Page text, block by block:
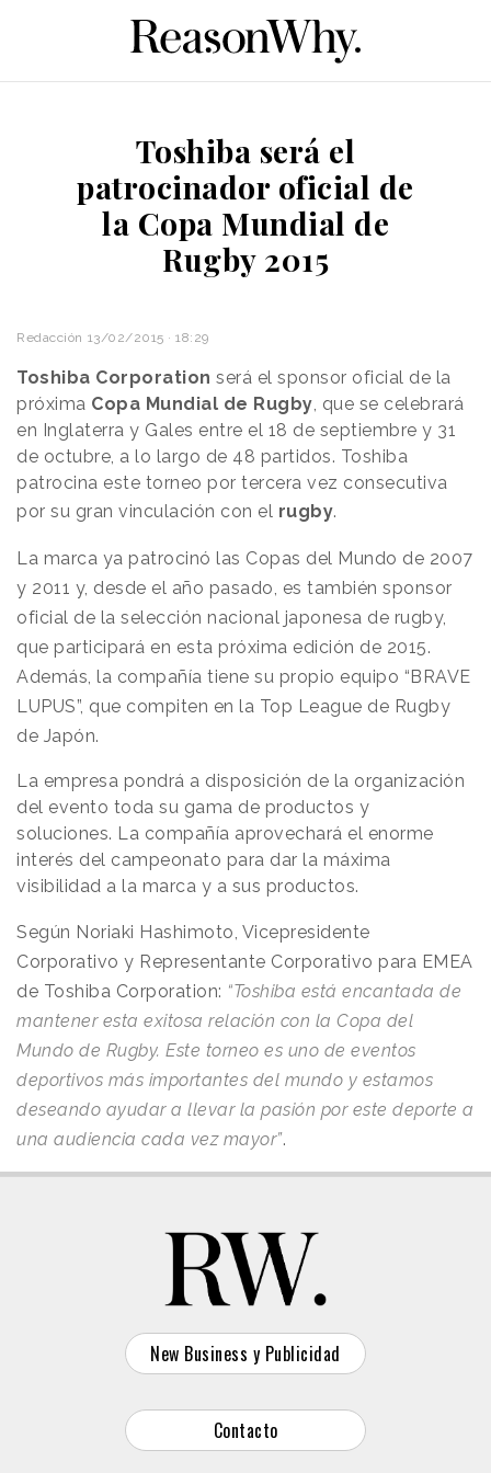
Toshiba será el
patrocinador oficial de
la Copa Mundial de
Rugby 2015
Redacción 13/02/2015 · 18:29
Toshiba Corporation será el sponsor oficial de la
próxima Copa Mundial de Rugby , que se celebrará
en Inglaterra y Gales entre el 18 de septiembre y 31
de octubre, a lo largo de 48 partidos. Toshiba
patrocina este torneo por tercera vez consecutiva
por su gran vinculación con el rugby.
La marca ya patrocinó las Copas del Mundo de 2007
y 2011 y, desde el año pasado, es también sponsor
oficial de la selección nacional japonesa de rugby,
que participará en esta próxima edición de 2015.
Además, la compañía tiene su propio equipo “BRAVE
LUPUS”, que compiten en la Top League de Rugby
de Japón.
La empresa pondrá a disposición de la organización
del evento toda su gama de productos y
soluciones. La compañía aprovechará el enorme
interés del campeonato para dar la máxima
visibilidad a la marca y a sus productos.
Según Noriaki Hashimoto, Vicepresidente
Corporativo y Representante Corporativo para EMEA
de Toshiba Corporation: “Toshiba está encantada de
mantener esta exitosa relación con la Copa del
Mundo de Rugby. Este torneo es uno de eventos
deportivos más importantes del mundo y estamos
deseando ayudar a llevar la pasión por este deporte a
una audiencia cada vez mayor”.
New Business y Publicidad
Contacto